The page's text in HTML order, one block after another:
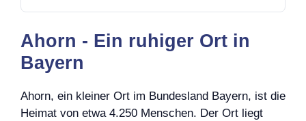
Ahorn - Ein ruhiger Ort in
Bayern
Ahorn, ein kleiner Ort im Bundesland Bayern, ist die
Heimat von etwa 4.250 Menschen. Der Ort liegt